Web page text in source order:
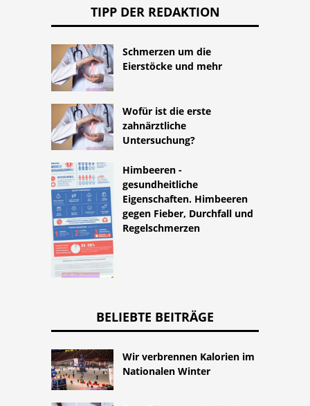
TIPP DER REDAKTION
Schmerzen um die
Eierstöcke und mehr
Wofür ist die erste
zahnärztliche
Untersuchung?
Himbeeren -
gesundheitliche
Eigenschaften. Himbeeren
gegen Fieber, Durchfall und
Regelschmerzen
BELIEBTE BEITRÄGE
Wir verbrennen Kalorien im
Nationalen Winter